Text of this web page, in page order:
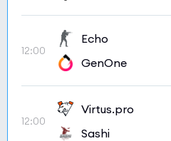
12:00
Echo
GenOne
12:00
Virtus.pro
Sashi